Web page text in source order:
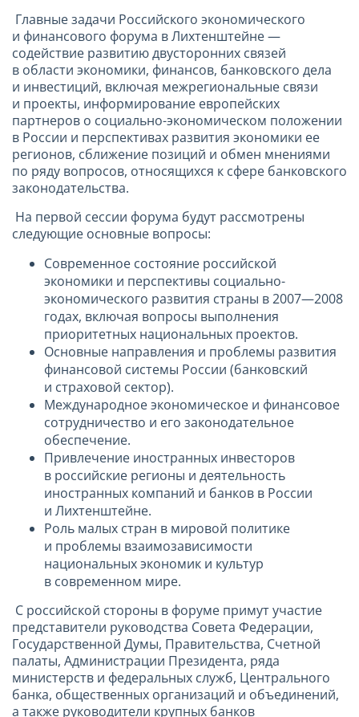
Главные задачи Российского экономического
и финансового форума в Лихтенштейне —
содействие развитию двусторонних связей
в области экономики, финансов, банковского дела
и инвестиций, включая межрегиональные связи
и проекты, информирование европейских
партнеров о социально-экономическом положении
в России и перспективах развития экономики ее
регионов, сближение позиций и обмен мнениями
по ряду вопросов, относящихся к сфере банковского
законодательства.
На первой сессии форума будут рассмотрены
следующие основные вопросы:
Современное состояние российской
экономики и перспективы социально-
экономического развития страны в 2007—2008
годах, включая вопросы выполнения
приоритетных национальных проектов.
Основные направления и проблемы развития
финансовой системы России (банковский
и страховой сектор).
Международное экономическое и финансовое
сотрудничество и его законодательное
обеспечение.
Привлечение иностранных инвесторов
в российские регионы и деятельность
иностранных компаний и банков в России
и Лихтенштейне.
Роль малых стран в мировой политике
и проблемы взаимозависимости
национальных экономик и культур
в современном мире.
С российской стороны в форуме примут участие
представители руководства Совета Федерации,
Государственной Думы, Правительства, Счетной
палаты, Администрации Президента, ряда
министерств и федеральных служб, Центрального
банка, общественных организаций и объединений,
а также руководители крупных банков